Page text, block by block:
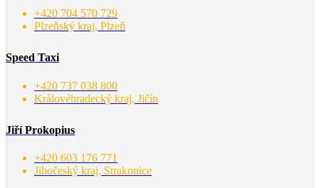
+420 704 570 729
Plzeňský kraj, Plzeň
Speed Taxi
+420 737 038 800
Královéhradecký kraj, Jičín
Jiří Prokopius
+420 603 176 771
Jihočeský kraj, Strakonice